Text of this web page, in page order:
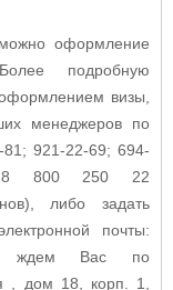
оформление
Более подробную
визы,
менеджеров по
921-22-69; 694-
8 800 250 22
либо задать
почты:
ждем Вас по
, дом 18, корп. 1,